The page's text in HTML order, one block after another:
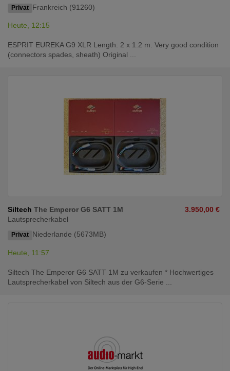
Privat Frankreich (91260)
Heute, 12:15
ESPRIT EUREKA G9 XLR Length: 2 x 1.2 m. Very good condition
(connectors spades, sheath) Original ...
Siltech The Emperor G6 SATT 1M
Lautsprecherkabel
Privat Niederlande (5673MB)
3.950,00 €
Heute, 11:57
Siltech The Emperor G6 SATT 1M zu verkaufen * Hochwertiges
Lautsprecherkabel von Siltech aus der G6-Serie ...